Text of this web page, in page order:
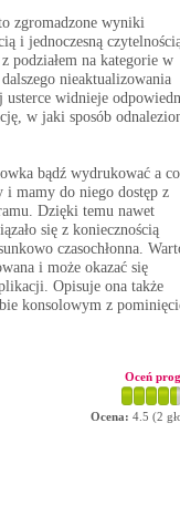
zgromadzone wyniki
i jednoczesną
podziałem na kategorie w
nieaktualizowania
usterce widnieje
w jaki sposób
bądź wydrukować a co
i mamy do niego dostęp z
Dzięki temu nawet
się z koniecznością
czasochłonna.
i może okazać się
Opisuje ona także
konsolowym z
Oceń
Ocena: 4.5 (2